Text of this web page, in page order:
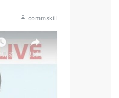
commskill